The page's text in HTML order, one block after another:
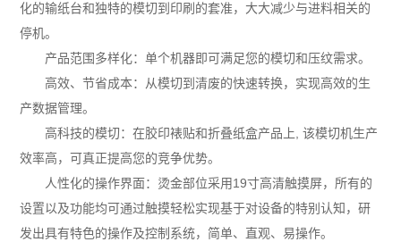
化的输纸台和独特的模切到印刷的套准，大大减少与进料相关的
停机。
产品范围多样化：单个机器即可满足您的模切和压纹需求。
高效、节省成本：从模切到清废的快速转换，实现高效的生
产数据管理。
高科技的模切：在胶印裱贴和折叠纸盒产品上, 该模切机生产
效率高，可真正提高您的竞争优势。
人性化的操作界面：烫金部位采用19寸高清触摸屏，所有的
设置以及功能均可通过触摸轻松实现基于对设备的特别认知，研
发出具有特色的操作及控制系统，简单、直观、易操作。